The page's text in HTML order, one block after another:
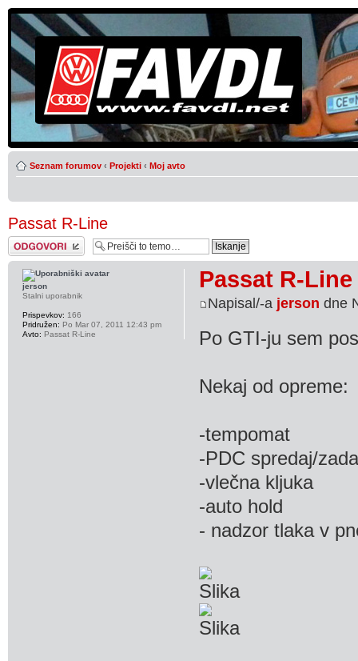
Seznam forumov ‹ Projekti ‹ Moj avto
Passat R-Line
Napiši odgovor
Passat R-Line
Napisal/-a jerson dne
Po GTI-ju sem
Nekaj od opreme:
-tempomat
-PDC spredaj/
-vlečna kljuka
-auto hold
- nadzor tlaka v
jerson
Stalni uporabnik
Prispevkov: 166
Pridružen: Po Mar 07, 2011 12:43 pm
Avto: Passat R-Line